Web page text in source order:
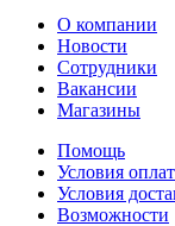
О компании
Новости
Сотрудники
Вакансии
Магазины
Помощь
Условия
Условия
Возможности